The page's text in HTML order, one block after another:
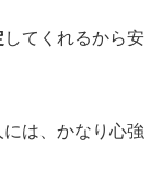
してくれるから安
には、かなり心強